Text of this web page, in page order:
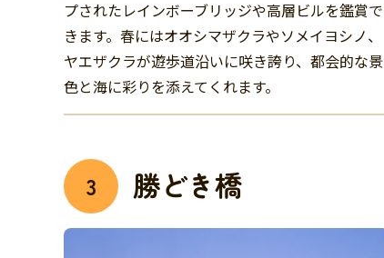
プされたレインボーブリッジや高層ビルを鑑賞で
きます。春にはオオシマザクラやソメイヨシノ、
ヤエザクラが遊歩道沿いに咲き誇り、都会的な景
色と海に彩りを添えてくれます。
3 勝どき橋